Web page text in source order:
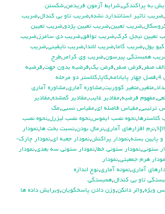
به پراكندگي,شرايط آزمون فريدمن,شكستن
,ضريب تاثير استانتدارد نشده,ضريب تاو بي كندال,ضريب
,ضريب تعيين,ضريب تعيين پژدو,ضريب تعيين
تعيين نيجل كرك,ضريب توافق,ضريب دي سامرز ,ضريب
يول,ضريب گاما,ضريب لاندا,ضريب نايقيني,ضريب
همبستگي پيرسون,ضريب وي كرامر ,طرح
صفر ,فرض صفر ,فرض يك,فرضيه بدون جهت,فرضيه
,فصل چهار پايانامه,كاپا,كلاستر دو مرحله
,متغير ,متغير كووريت,مشاوره آماري,مشاوره آماري
,مفهوم فرضيه,مقادير غايب,مقادير گمشده,مقادير
ترتيبي,مقياس فاصله اي,مقياس نسبي,مك
كلاسترها,نحوه نصب ايموس,نحوه نصب ليزرل,نحوه نصب
,نرم افزارهاي آماري,نرمال بودن,نسبت بخت ها,نمودار
و پايين بسته,نمودار پراكنش,نمودار جعبه اي,نمودار چارك-
ستوني,نمودار ستوني خطا,نمودار ستوني سه بعدي,نمودار
هرم جمعيتي,نمودار
آماري,نمونه آماري,نوع اندازه
تاو بي کندال,همبستگي
ويژه,والر دانكن,وزن دادن پاسخگويان,ويرايش داده ها